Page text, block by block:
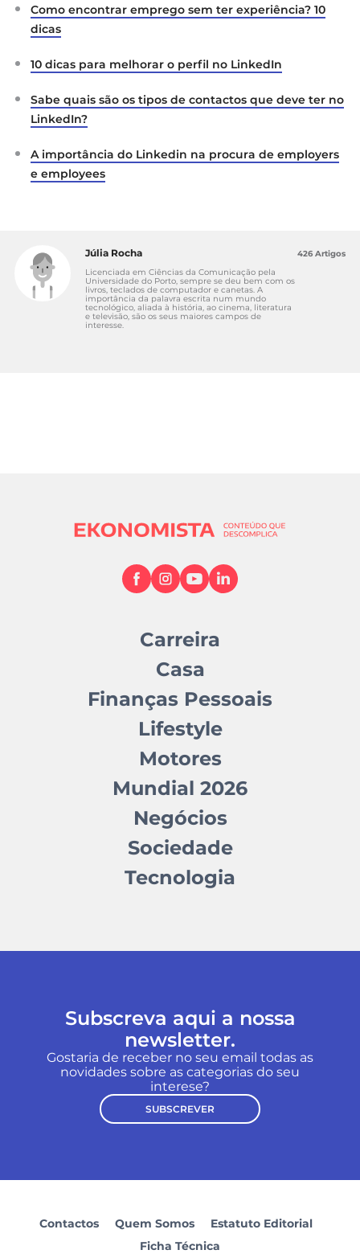
Como encontrar emprego sem ter experiência? 10
dicas
10 dicas para melhorar o perfil no LinkedIn
Sabe quais são os tipos de contactos que deve ter no
LinkedIn?
A importância do Linkedin na procura de employers
e employees
Júlia Rocha
Licenciada em Ciências da Comunicação pela
Universidade do Porto, sempre se deu bem com os
livros, teclados de computador e canetas. A
importância da palavra escrita num mundo
tecnológico, aliada à história, ao cinema, literatura
e televisão, são os seus maiores campos de
interesse.
426 Artigos
Carreira
Casa
Finanças Pessoais
Lifestyle
Motores
Mundial 2026
Negócios
Sociedade
Tecnologia
Subscreva aqui a nossa
newsletter.
Gostaria de receber no seu email todas as
novidades sobre as categorias do seu
interese?
SUBSCREVER
Contactos Quem Somos
Estatuto Editorial
Ficha Técnica